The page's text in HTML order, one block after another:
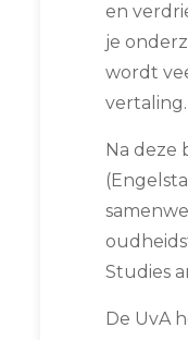
en
je
wordt
vertaling.
Na deze
Studies
De UvA